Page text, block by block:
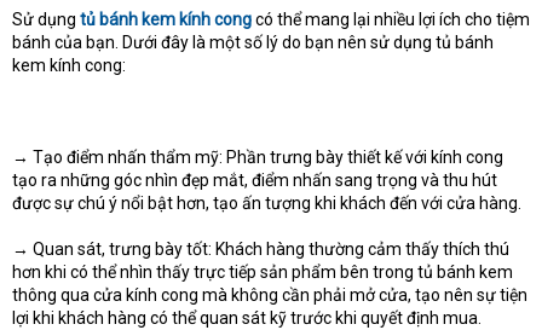
Sử dụng tủ bánh kem kính congcó thể mang lại nhiều lợi ích cho tiệm
bánh của bạn. Dưới đây là một số lý do bạn nên sử dụng tủ bánh
kem kính cong:
→ Tạo điểm nhấn thẩm mỹ: Phần trưng bày thiết kế với kính cong
tạo ra những góc nhìn đẹp mắt, điểm nhấn sang trọng và thu hút
được sự chú ý nổi bật hơn, tạo ấn tượng khi khách đến với cửa hàng.
→ Quan sát, trưng bày tốt: Khách hàng thường cảm thấy thích thú
hơn khi có thể nhìn thấy trực tiếp sản phẩm bên trong tủ bánh kem
thông qua cửa kính cong mà không cần phải mở cửa, tạo nên sự tiện
lợi khi khách hàng có thể quan sát kỹ trước khi quyết định mua.